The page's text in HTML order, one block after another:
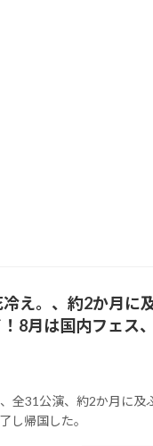
え。、約2か月に
8月は国内フェス
全31公演、約2か月に及
し帰国した。